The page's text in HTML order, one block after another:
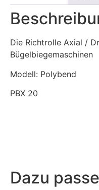
Die Richtrolle Axial /
Bügelbiegemaschinen
Modell: Polybend
PBX 20
Dazu